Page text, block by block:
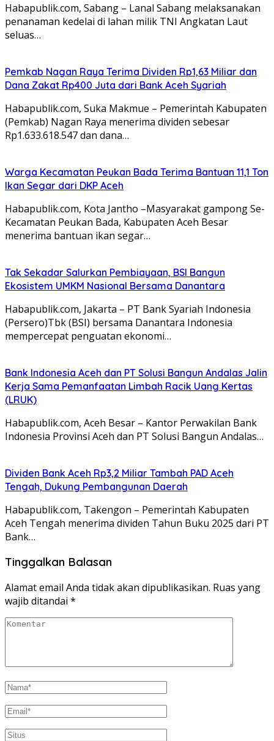
Habapublik.com, Sabang – Lanal Sabang melaksanakan
penanaman kedelai di lahan milik TNI Angkatan Laut
seluas…
Pemkab Nagan Raya Terima Dividen Rp1,63 Miliar dan
Dana Zakat Rp400 Juta dari Bank Aceh Syariah
Habapublik.com, Suka Makmue – Pemerintah Kabupaten
(Pemkab) Nagan Raya menerima dividen sebesar
Rp1.633.618.547 dan dana…
Warga Kecamatan Peukan Bada Terima Bantuan 11,1 Ton
Ikan Segar dari DKP Aceh
Habapublik.com, Kota Jantho –Masyarakat gampong Se-
Kecamatan Peukan Bada, Kabupaten Aceh Besar
menerima bantuan ikan segar…
Tak Sekadar Salurkan Pembiayaan, BSI Bangun
Ekosistem UMKM Nasional Bersama Danantara
Habapublik.com, Jakarta – PT Bank Syariah Indonesia
(Persero)Tbk (BSI) bersama Danantara Indonesia
mempercepat penguatan ekonomi…
Bank Indonesia Aceh dan PT Solusi Bangun Andalas Jalin
Kerja Sama Pemanfaatan Limbah Racik Uang Kertas
(LRUK)
Habapublik.com, Aceh Besar – Kantor Perwakilan Bank
Indonesia Provinsi Aceh dan PT Solusi Bangun Andalas…
Dividen Bank Aceh Rp3,2 Miliar Tambah PAD Aceh
Tengah, Dukung Pembangunan Daerah
Habapublik.com, Takengon – Pemerintah Kabupaten
Aceh Tengah menerima dividen Tahun Buku 2025 dari PT
Bank…
Tinggalkan Balasan
Alamat email Anda tidak akan dipublikasikan. Ruas yang
wajib ditandai *